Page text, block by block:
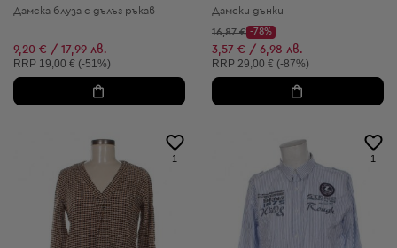
Дамска блуза с дълъг ръкав
9,20 € / 17,99 лв.
Препоръчителна цена:
RRP 19,00 € (-51%)
Дамски дънки
Начална цена:
16,87 €
Discount Price:
-78%
Намалена цена:
3,57 € / 6,98 лв.
Препоръчителна цена:
RRP 29,00 € (-87%)
1 1